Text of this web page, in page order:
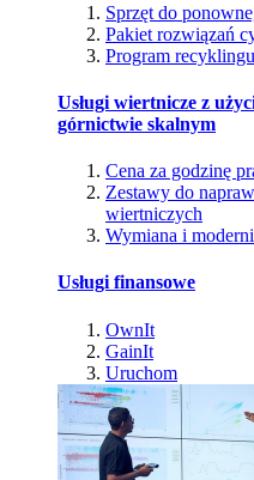
Sprzęt do
Pakiet rozwiązań
Program
Usługi wiertnicze z
górnictwie skalnym
Cena za godzinę
Zestawy do
wiertniczych
Wymiana i
Usługi finansowe
OwnIt
GainIt
Uruchom